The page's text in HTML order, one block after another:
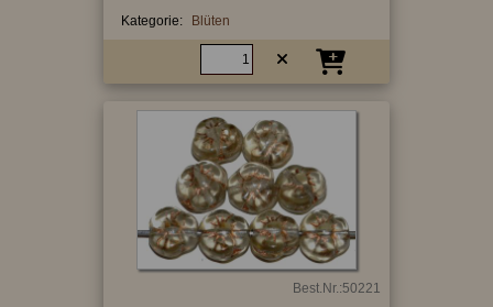
Kategorie: Blüten
Best.Nr.:50221